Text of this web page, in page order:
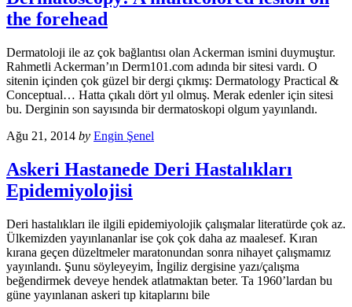
the forehead
Dermatoloji ile az çok bağlantısı olan Ackerman ismini duymuştur.
Rahmetli Ackerman’ın Derm101.com adında bir sitesi vardı. O
sitenin içinden çok güzel bir dergi çıkmış: Dermatology Practical &
Conceptual… Hatta çıkalı dört yıl olmuş. Merak edenler için sitesi
bu. Derginin son sayısında bir dermatoskopi olgum yayınlandı.
Ağu 21, 2014 by Engin Şenel
Askeri Hastanede Deri Hastalıkları
Epidemiyolojisi
Deri hastalıkları ile ilgili epidemiyolojik çalışmalar literatürde çok az.
Ülkemizden yayınlananlar ise çok çok daha az maalesef. Kıran
kırana geçen düzeltmeler maratonundan sonra nihayet çalışmamız
yayınlandı. Şunu söyleyeyim, İngiliz dergisine yazı/çalışma
beğendirmek deveye hendek atlatmaktan beter. Ta 1960’lardan bu
güne yayınlanan askeri tıp kitaplarını bile